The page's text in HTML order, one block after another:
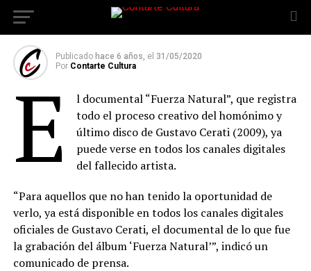
sus redes sociales
Publicado hace 6 años, el 31/05/2020
Por Contarte Cultura
E
l documental “Fuerza Natural”, que registra
todo el proceso creativo del homónimo y
último disco de Gustavo Cerati (2009), ya
puede verse en todos los canales digitales
del fallecido artista.
“Para aquellos que no han tenido la oportunidad de
verlo, ya está disponible en todos los canales digitales
oficiales de Gustavo Cerati, el documental de lo que fue
la grabación del álbum ‘Fuerza Natural’”, indicó un
comunicado de prensa.